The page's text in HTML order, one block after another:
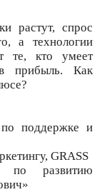
растут, спрос
а технологии
те, кто умеет
в прибыль. Как
поддержке и
GRASS
по развитию